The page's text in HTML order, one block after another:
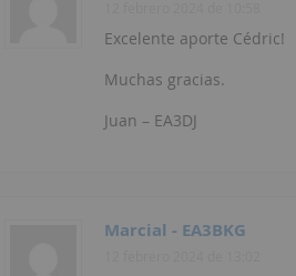
Excelente aporte Cédric!
Muchas gracias.
Juan – EA3DJ
Marcial - EA3BKG